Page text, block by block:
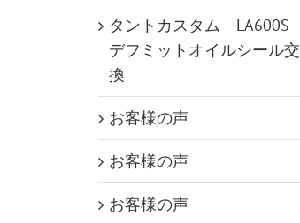
タントカスタム LA600S
デフミットオイルシール交
換
お客様の声
お客様の声
お客様の声